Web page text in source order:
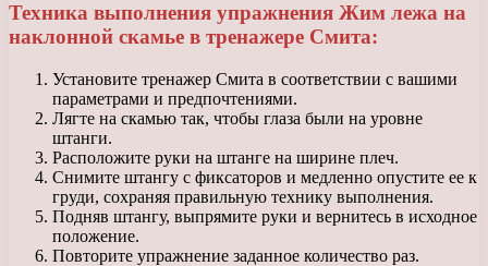
Техника выполнения упражнения Жим лежа на
наклонной скамье в тренажере Смита:
Установите тренажер Смита в соответствии с вашими
параметрами и предпочтениями.
Лягте на скамью так, чтобы глаза были на уровне
штанги.
Расположите руки на штанге на ширине плеч.
Снимите штангу с фиксаторов и медленно опустите ее к
груди, сохраняя правильную технику выполнения.
Подняв штангу, выпрямите руки и вернитесь в исходное
положение.
Повторите упражнение заданное количество раз.